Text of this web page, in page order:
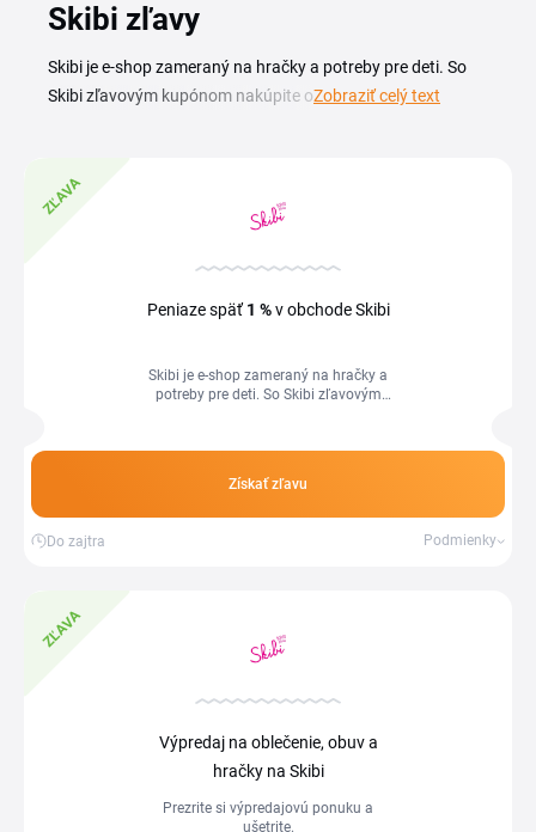
Skibi zľavy
Skibi je e-shop zameraný na hračky a potreby pre deti. So
Skibi zľavovým kupónom nakúpite obľúbené hračky a
jednoducho vložíte v košíku. Vďaka Skibi zľave ušetríte na
nákupe hračiek, hier a vecí pre voľný čas detí. Stačí, ak si
dokončíte objednávku. Akcie obchodu sa pravidelne menia,
Zobraziť celý text
ZĽAVA
Peniaze späť1 %v obchode Skibi
Skibi je e-shop zameraný na hračky a
potreby pre deti. So Skibi zľavovým
výhodnejšiu...
Získať zľavu
Do zajtra Podmienky
ZĽAVA
Výpredaj na oblečenie, obuv a
hračky na Skibi
Prezrite si výpredajovú ponuku a
ušetrite.